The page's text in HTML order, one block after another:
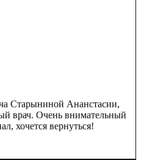
Старыниной Ананстасии,
врач. Очень внимательный
хочется вернуться!